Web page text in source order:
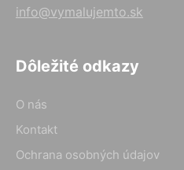
info@vymalujemto.sk
Dôležité odkazy
O nás
Kontakt
Ochrana osobných údajov